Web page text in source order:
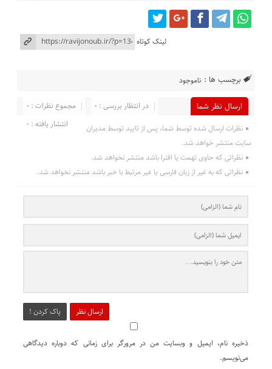
لینک کوتاه
برچسب ها : ناموجود
ارسال نظر شما مجموع نظرات : 0
در انتظار بررسی : 0
انتشار یافته : 0
نظرات ارسال شده توسط شما، پس از تایید توسط مدیران
سایت منتشر خواهد شد.
نظراتی که حاوی تهمت یا افترا باشد منتشر نخواهد شد.
نظراتی که به غیر از زبان فارسی یا غیر مرتبط با خبر باشد منتشر نخواهد شد.
ارسال نظر پاک کردن !
ذخیره نام، ایمیل و وبسایت من در مرورگر برای زمانی که دوباره دیدگاهی
می‌نویسم.